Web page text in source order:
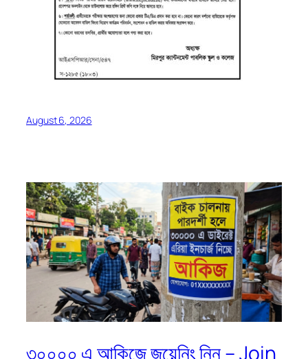
August 6, 2026
৩০০০০ এ আকিজে জয়েনিং নিন – Join